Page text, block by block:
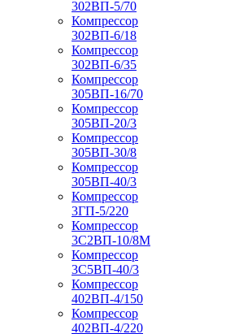
302ВП-5/70
Компрессор
302ВП-6/18
Компрессор
302ВП-6/35
Компрессор
305ВП-16/70
Компрессор
305ВП-20/3
Компрессор
305ВП-30/8
Компрессор
305ВП-40/3
Компрессор
3ГП-5/220
Компрессор
3С2ВП-10/8М
Компрессор
3С5ВП-40/3
Компрессор
402ВП-4/150
Компрессор
402ВП-4/220